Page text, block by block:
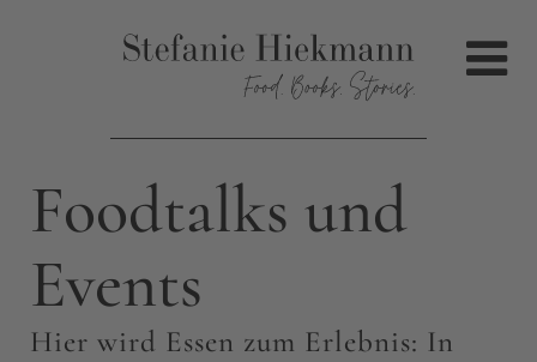
Foodtalks und
Events
Hier wird Essen zum Erlebnis: In